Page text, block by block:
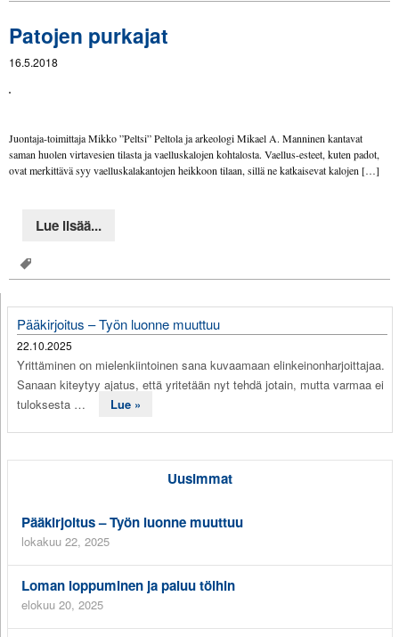
Patojen purkajat
16.5.2018
Juontaja-toimittaja Mikko ”Peltsi” Peltola ja arkeologi Mikael A. Manninen kantavat
saman huolen virtavesien tilasta ja vaelluskalojen kohtalosta. Vaellus-esteet, kuten padot,
ovat merkittävä syy vaelluskalakantojen heikkoon tilaan, sillä ne katkaisevat kalojen […]
Lue lisää...
Pääkirjoitus – Työn luonne muuttuu
22.10.2025
Yrittäminen on mielenkiintoinen sana kuvaamaan elinkeinonharjoittajaa.
Sanaan kiteytyy ajatus, että yritetään nyt tehdä jotain, mutta varmaa ei
tuloksesta …
Lue »
Uusimmat
Pääkirjoitus – Työn luonne muuttuu
lokakuu 22, 2025
Loman loppuminen ja paluu töihin
elokuu 20, 2025